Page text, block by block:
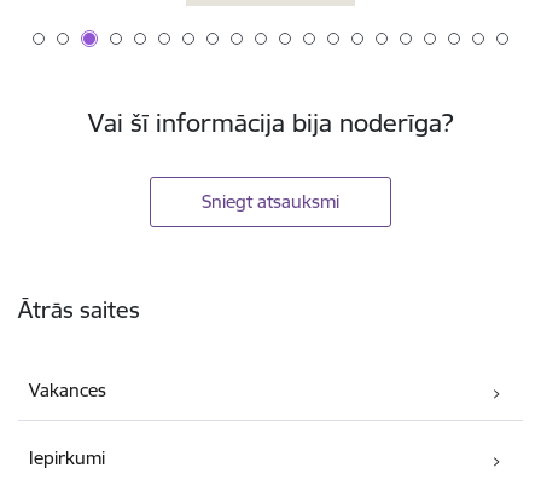
Vai šī informācija bija noderīga?
Sniegt atsauksmi
Ātrās saites
Vakances
Iepirkumi